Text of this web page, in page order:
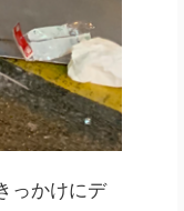
っかけにデ